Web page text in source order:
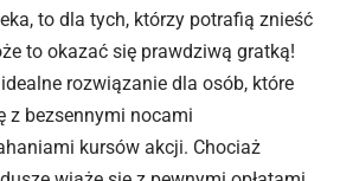
to dla tych, którzy potrafią znieść
to okazać się prawdziwą gratką!
rozwiązanie dla osób, które
z bezsennymi nocami
kursów akcji. Chociaż